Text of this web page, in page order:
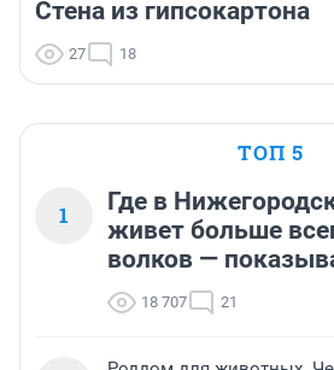
Стена из гипсокартона
27 18
ТОП 5
1
Где в
живет больше
волков —
18 707 21